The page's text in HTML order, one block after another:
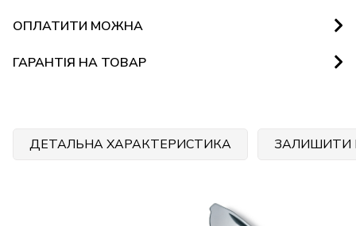
ОПЛАТИТИ МОЖНА
ГАРАНТІЯ НА ТОВАР
ДЕТАЛЬНА ХАРАКТЕРИСТИКА ЗАЛИШИТИ